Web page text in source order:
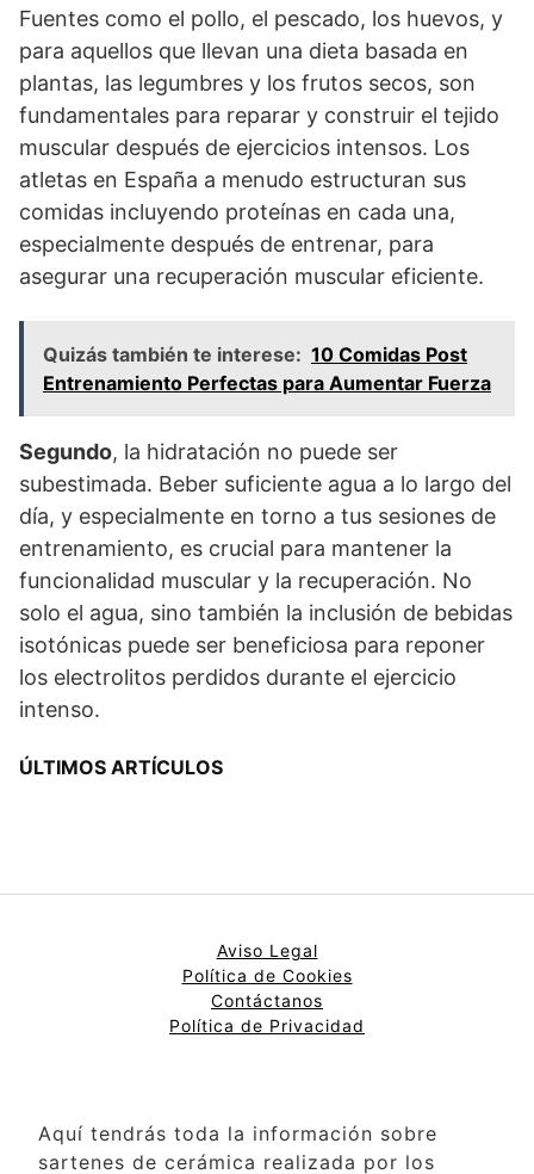
Fuentes como el pollo, el pescado, los huevos, y
para aquellos que llevan una dieta basada en
plantas, las legumbres y los frutos secos, son
fundamentales para reparar y construir el tejido
muscular después de ejercicios intensos. Los
atletas en España a menudo estructuran sus
comidas incluyendo proteínas en cada una,
especialmente después de entrenar, para
asegurar una recuperación muscular eficiente.
Quizás también te interese: 10 Comidas Post
Entrenamiento Perfectas para Aumentar Fuerza
Segundo, la hidratación no puede ser
subestimada. Beber suficiente agua a lo largo del
día, y especialmente en torno a tus sesiones de
entrenamiento, es crucial para mantener la
funcionalidad muscular y la recuperación. No
solo el agua, sino también la inclusión de bebidas
isotónicas puede ser beneficiosa para reponer
los electrolitos perdidos durante el ejercicio
intenso.
ÚLTIMOS ARTÍCULOS
Aviso Legal
Política de Cookies
Contáctanos
Política de Privacidad
Aquí tendrás toda la información sobre
sartenes de cerámica realizada por los